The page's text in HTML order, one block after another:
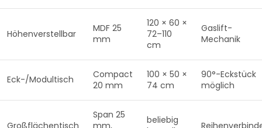
Höhenverstellbar
MDF 25
mm
120 × 60 ×
72–110
cm
Gaslift-
Mechanik
Eck-/Modultisch
Compact
20 mm
100 × 50 ×
74 cm
90°-Eckstück
möglich
Großflächentisch
Span 25
mm,
beliebig